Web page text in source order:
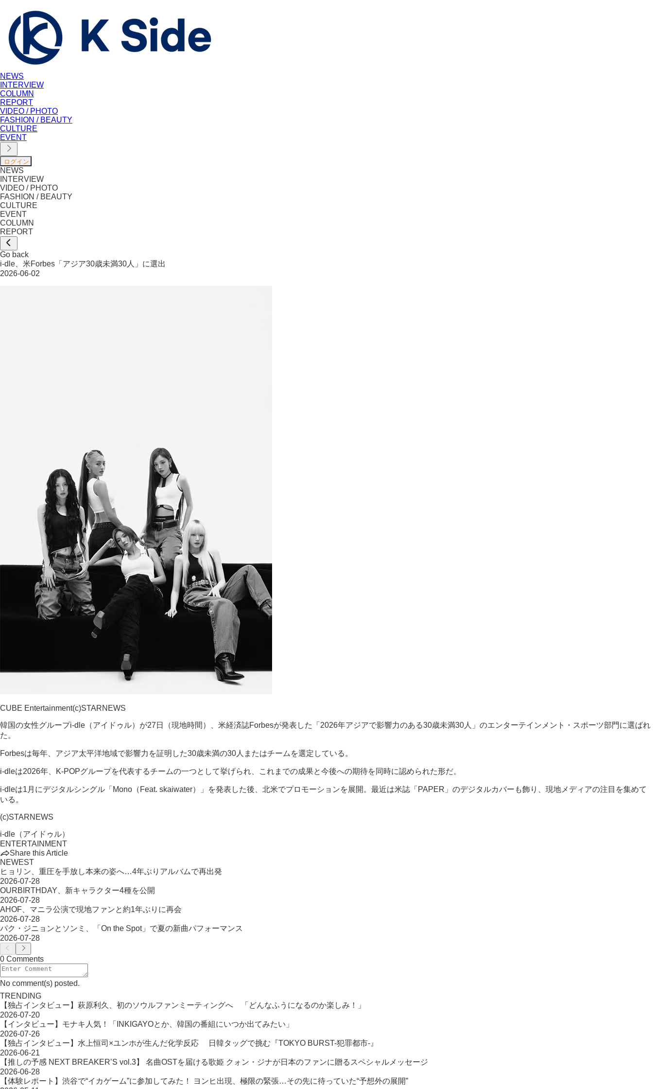
NEWS
INTERVIEW
COLUMN
REPORT
VIDEO / PHOTO
FASHION / BEAUTY
CULTURE
EVENT
NEWS
INTERVIEW
VIDEO / PHOTO
FASHION / BEAUTY
CULTURE
EVENT
COLUMN
REPORT
Go back
i-dle、米Forbes「アジア30歳未満30人」に選出
2026-06-02
CUBE Entertainment(c)STARNEWS
韓国の女性グループi-dle（アイドゥル）が27日（現地時間）、米経済誌Forbesが発表した「2026年アジアで影響力のある30歳未満30人」のエンターテインメント・スポーツ部門に選ばれ
た。
Forbesは毎年、アジア太平洋地域で影響力を証明した30歳未満の30人またはチームを選定している。
i-dleは2026年、K-POPグループを代表するチームの一つとして挙げられ、これまでの成果と今後への期待を同時に認められた形だ。
i-dleは1月にデジタルシングル「Mono（Feat. skaiwater）」を発表した後、北米でプロモーションを展開。最近は米誌「PAPER」のデジタルカバーも飾り、現地メディアの注目を集めて
いる。
(c)STARNEWS
i-dle（アイドゥル）
ENTERTAINMENT
Share this Article
NEWEST
ヒョリン、重圧を手放し本来の姿へ…4年ぶりアルバムで再出発
2026-07-28
OURBIRTHDAY、新キャラクター4種を公開
2026-07-28
AHOF、マニラ公演で現地ファンと約1年ぶりに再会
2026-07-28
パク・ジニョンとソンミ、「On the Spot」で夏の新曲パフォーマンス
2026-07-28
0 Comments
No comment(s) posted.
TRENDING
【独占インタビュー】萩原利久、初のソウルファンミーティングへ 「どんなふうになるのか楽しみ！」
2026-07-20
【インタビュー】モナキ人気！「INKIGAYOとか、韓国の番組にいつか出てみたい」
2026-07-26
【独占インタビュー】水上恒司×ユンホが生んだ化学反応 日韓タッグで挑む『TOKYO BURST-犯罪都市-』
2026-06-21
【推しの予感 NEXT BREAKER’S vol.3】 名曲OSTを届ける歌姫 クォン・ジナが日本のファンに贈るスペシャルメッセージ
2026-06-28
【体験レポート】渋谷で“イカゲーム”に参加してみた！ ヨンヒ出現、極限の緊張…その先に待っていた“予想外の展開”